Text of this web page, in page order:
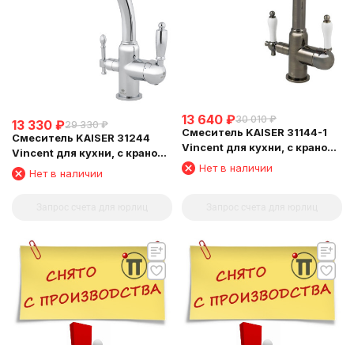
13 330 ₽29 330 ₽
Смеситель KAISER 31244
Vincent для кухни, с краном
для питьевой воды, хром
Нет в наличии
13 640 ₽30 010 ₽
Смеситель KAISER 31144-1
Vincent для кухни, с краном
для питьевой воды, бронза
состаренная
Нет в наличии